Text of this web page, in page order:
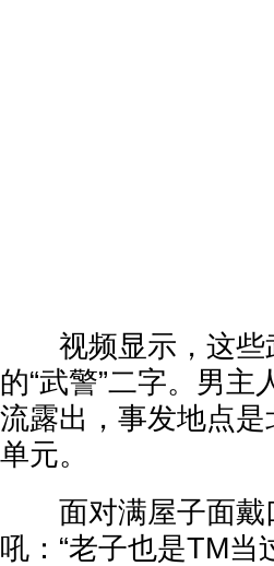
视频显示，这些
的“武警”二字。男
流露出，事发地点
单元。
面对满屋子面戴
吼：“老子也是TM